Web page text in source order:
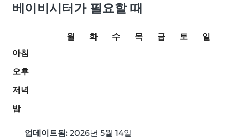
베이비시터가 필요할 때
월 화 수 목 금 토
일
아침
오후
저녁
밤
업데이트됨: 2026년 5월 14일